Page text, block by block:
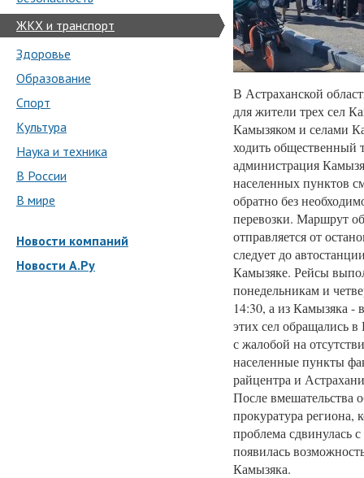
ЖКХ и транспорт
Здоровье
Образование
Спорт
Культура
Наука и техника
В России
В мире
Новости компаний
Новости А.Ру
В Астраханской
для жители трех сел
Камызяком и селами
ходить общественный
администрация
населенных пунктов
обратно без
перевозки. Маршрут
отправляется от
следует до
Камызяке. Рейсы
понедельникам и
14:30, а из Камызяка
этих сел обращались
с жалобой на
населенные пункты
райцентра и
После вмешательства
прокуратура региона,
проблема сдвинулась
появилась
Камызяка.